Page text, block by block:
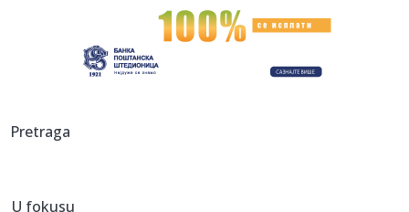
Drugo veče „Fresh Wave“ festivala spojilo nespojive
16:17:Nada Topčagić iskreno o prolaznosti i najvećem strahu:
dom...
Pretraga
U fokusu